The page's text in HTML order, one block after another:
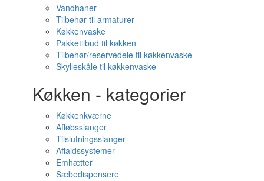
Vandhaner
Tilbehør til armaturer
Køkkenvaske
Pakketilbud til køkken
Tilbehør/reservedele til køkkenvaske
Skylleskåle til køkkenvaske
Køkken - kategorier
Køkkenkværne
Afløbsslanger
Tilslutningsslanger
Affaldssystemer
Emhætter
Sæbedispensere